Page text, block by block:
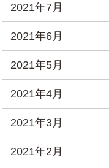
2021年7月
2021年6月
2021年5月
2021年4月
2021年3月
2021年2月